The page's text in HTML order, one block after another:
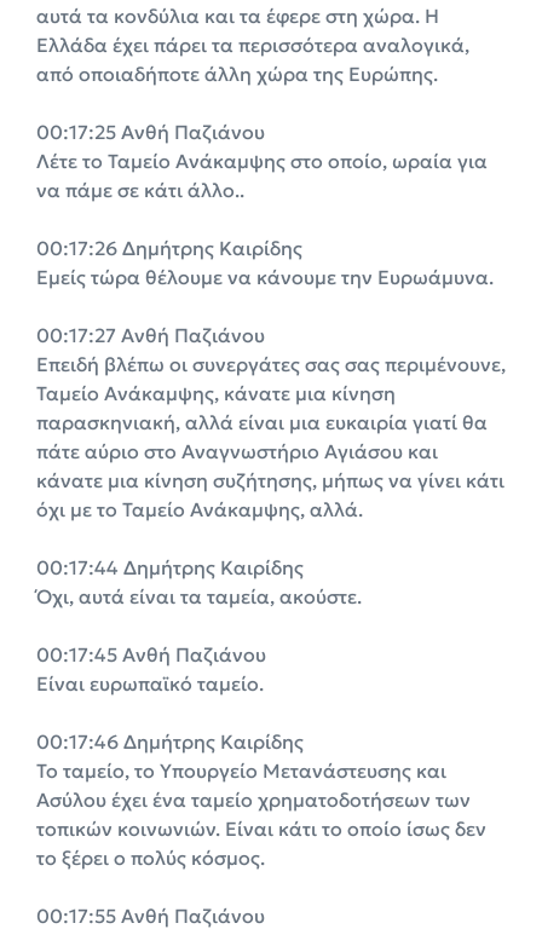
αυτά τα κονδύλια και τα έφερε στη χώρα. Η
Ελλάδα έχει πάρει τα περισσότερα αναλογικά,
από οποιαδήποτε άλλη χώρα της Ευρώπης.
00:17:25 Ανθή Παζιάνου
Λέτε το Ταμείο Ανάκαμψης στο οποίο, ωραία για
να πάμε σε κάτι άλλο..
00:17:26 Δημήτρης Καιρίδης
Εμείς τώρα θέλουμε να κάνουμε την Ευρωάμυνα.
00:17:27 Ανθή Παζιάνου
Επειδή βλέπω οι συνεργάτες σας σας περιμένουνε,
Ταμείο Ανάκαμψης, κάνατε μια κίνηση
παρασκηνιακή, αλλά είναι μια ευκαιρία γιατί θα
πάτε αύριο στο Αναγνωστήριο Αγιάσου και
κάνατε μια κίνηση συζήτησης, μήπως να γίνει κάτι
όχι με το Ταμείο Ανάκαμψης, αλλά.
00:17:44 Δημήτρης Καιρίδης
Όχι, αυτά είναι τα ταμεία, ακούστε.
00:17:45 Ανθή Παζιάνου
Είναι ευρωπαϊκό ταμείο.
00:17:46 Δημήτρης Καιρίδης
Το ταμείο, το Υπουργείο Μετανάστευσης και
Ασύλου έχει ένα ταμείο χρηματοδοτήσεων των
τοπικών κοινωνιών. Είναι κάτι το οποίο ίσως δεν
το ξέρει ο πολύς κόσμος.
00:17:55 Ανθή Παζιάνου